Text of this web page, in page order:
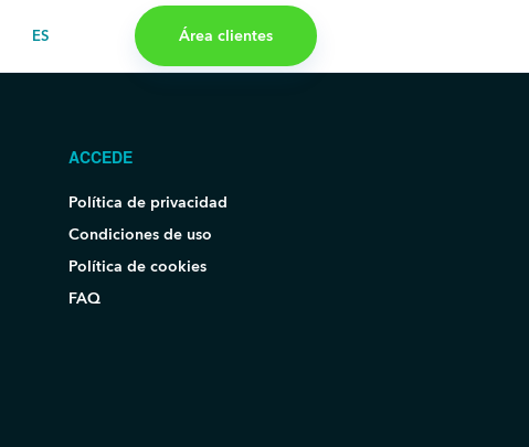
ES Área clientes
ACCEDE
Política de privacidad
Condiciones de uso
Política de cookies
FAQ